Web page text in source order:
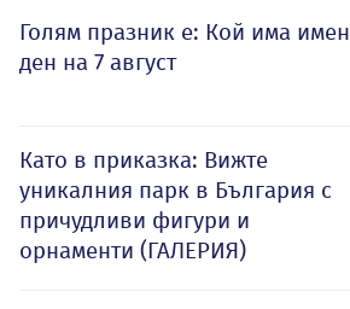
Голям празник е: Кой има имен
ден на 7 август
Като в приказка: Вижте
уникалния парк в България с
причудливи фигури и
орнаменти (ГАЛЕРИЯ)